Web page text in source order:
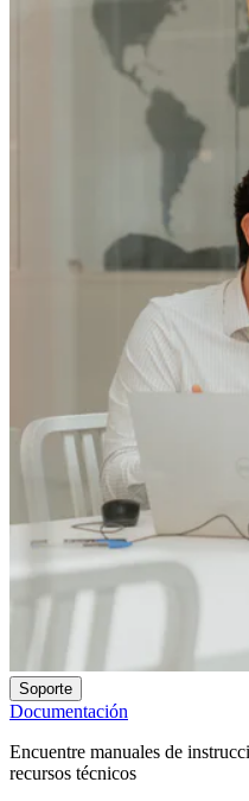
Soporte
Documentación
Encuentre manuales de
recursos técnicos